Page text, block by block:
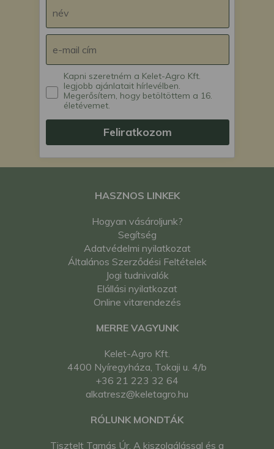
Kapni szeretném a Kelet-Agro Kft.
legjobb ajánlatait hírlevélben.
Megerősítem, hogy betöltöttem a 16.
életévemet.
Feliratkozom
HASZNOS LINKEK
Hogyan vásároljunk?
Segítség
Adatvédelmi nyilatkozat
Általános Szerződési Feltételek
Jogi tudnivalók
Elállási nyilatkozat
Online vitarendezés
MERRE VAGYUNK
Kelet-Agro Kft.
4400 Nyíregyháza, Tokaji u. 4/b
+36 21 223 32 64
alkatresz@keletagro.hu
RÓLUNK MONDTÁK
Tisztelt Tamás Úr. A kiszolgálással és a